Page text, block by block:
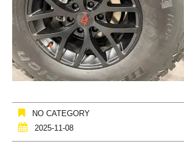
NO CATEGORY
2025-11-08